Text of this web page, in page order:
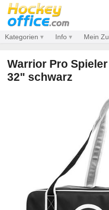
Kategorien Info Mein
Warrior Pro
32" schwarz